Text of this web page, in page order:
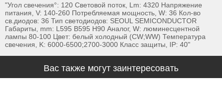
"Угол свечения°: 120 Световой поток, Lm: 4320 Напряжение
питания, V: 140-260 Потребляемая мощность, W: 36 Кол-во
св.диодов: 36 Тип светодиодов: SEOUL SEMICONDUCTOR
Габариты, mm: L595 B595 H90 Аналог, W: люминесцентной
лампы 80-100 Цвет: белый холодный (CW;WW) Температура
свечения, K: 6000-6500;2700-3000 Класс защиты, IP: 40"
Вас также могут заинтересовать